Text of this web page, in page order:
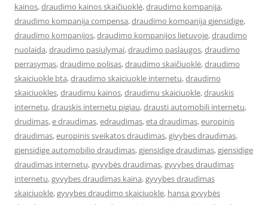
kainos,draudimo kainos skaičiuoklė,draudimo kompanija,
draudimo kompanija compensa,draudimo kompanija gjensidige,
draudimo kompanijos,draudimo kompanijos lietuvoje,draudimo
nuolaida,draudimo pasiulymai,draudimo paslaugos,draudimo
perrasymas,draudimo polisas,draudimo skaičiuoklė,draudimo
skaiciuokle bta,draudimo skaiciuokle internetu,draudimo
skaiciuokles,draudimu kainos,draudimu skaiciuokle,drauskis
internetu,drauskis internetu pigiau,drausti automobili internetu,
drudimas,e draudimas,edraudimas,eta draudimas,europinis
draudimas,europinis sveikatos draudimas,givybes draudimas,
gjensidige automobilio draudimas,gjensidige draudimas,gjensidige
draudimas internetu,gyvybės draudimas,gyvybes draudimas
internetu,gyvybes draudimas kaina,gyvybes draudimas
skaiciuokle,gyvybes draudimo skaiciuokle, hansa gyvybės